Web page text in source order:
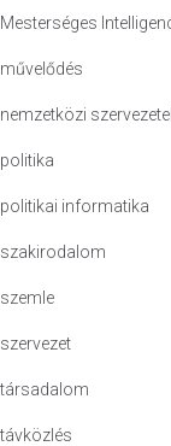
Mesterséges
művelődés
nemzetközi
politika
politikai informatika
szakirodalom
szemle
szervezet
társadalom
távközlés